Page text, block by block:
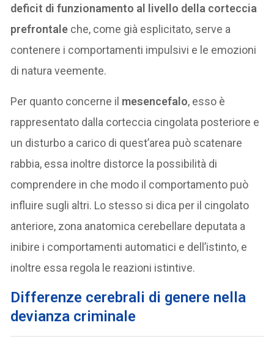
deficit di funzionamento al livello della corteccia
prefrontale che, come già esplicitato, serve a
contenere i comportamenti impulsivi e le emozioni
di natura veemente.
Per quanto concerne il mesencefalo, esso è
rappresentato dalla corteccia cingolata posteriore e
un disturbo a carico di quest’area può scatenare
rabbia, essa inoltre distorce la possibilità di
comprendere in che modo il comportamento può
influire sugli altri. Lo stesso si dica per il cingolato
anteriore, zona anatomica cerebellare deputata a
inibire i comportamenti automatici e dell’istinto, e
inoltre essa regola le reazioni istintive.
Differenze cerebrali di genere nella
devianza criminale